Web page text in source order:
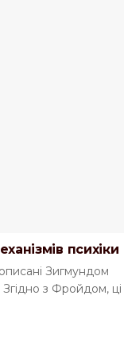
психіки
Зигмундом
Згідно з Фройдом, ці